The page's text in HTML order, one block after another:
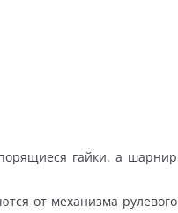
гайки. а шарнир
от механизма рулевого